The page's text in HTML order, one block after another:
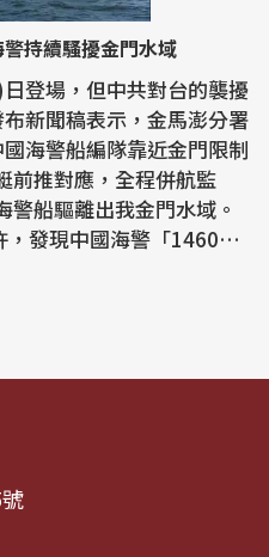
持續騷擾金門水域
登場，但中共對台的襲擾
新聞稿表示，金馬澎分署
海警船編隊靠近金門限制
前推對應，全程併航監
船驅離出我金門水域。
發現中國海警「1460